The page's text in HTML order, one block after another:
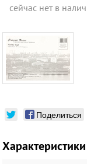
сейчас нет в
Поделиться
Характеристики